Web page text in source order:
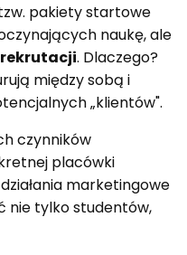
pakiety startowe
naukę, ale
rekrutacji. Dlaczego?
między sobą i
„klientów".
czynników
placówki
marketingowe
nie tylko studentów,